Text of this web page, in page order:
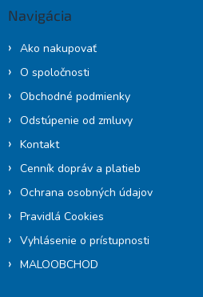
Navigácia
Ako nakupovať
O spoločnosti
Obchodné podmienky
Odstúpenie od zmluvy
Kontakt
Cenník dopráv a platieb
Ochrana osobných údajov
Pravidlá Cookies
Vyhlásenie o prístupnosti
MALOOBCHOD